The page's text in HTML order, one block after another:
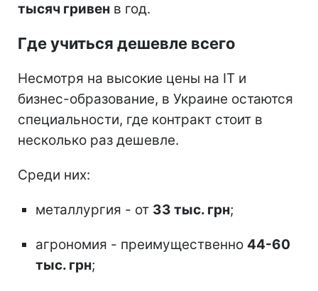
тысяч гривен в год.
Где учиться дешевле всего
Несмотря на высокие цены на ІТ и
бизнес-образование, в Украине остаются
специальности, где контракт стоит в
несколько раз дешевле.
Среди них:
металлургия - от 33 тыс. грн;
агрономия - преимущественно 44-60
тыс. грн;